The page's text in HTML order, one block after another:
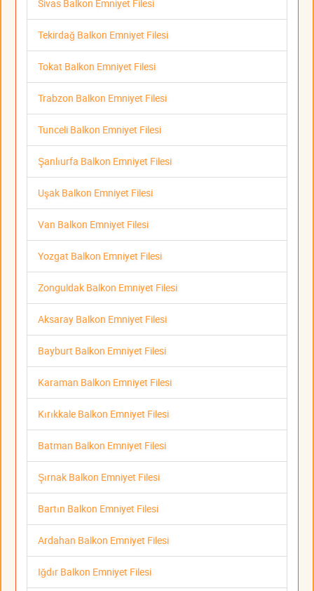
Sivas Balkon Emniyet Filesi
Tekirdağ Balkon Emniyet Filesi
Tokat Balkon Emniyet Filesi
Trabzon Balkon Emniyet Filesi
Tunceli Balkon Emniyet Filesi
Şanlıurfa Balkon Emniyet Filesi
Uşak Balkon Emniyet Filesi
Van Balkon Emniyet Filesi
Yozgat Balkon Emniyet Filesi
Zonguldak Balkon Emniyet Filesi
Aksaray Balkon Emniyet Filesi
Bayburt Balkon Emniyet Filesi
Karaman Balkon Emniyet Filesi
Kırıkkale Balkon Emniyet Filesi
Batman Balkon Emniyet Filesi
Şırnak Balkon Emniyet Filesi
Bartın Balkon Emniyet Filesi
Ardahan Balkon Emniyet Filesi
Iğdır Balkon Emniyet Filesi